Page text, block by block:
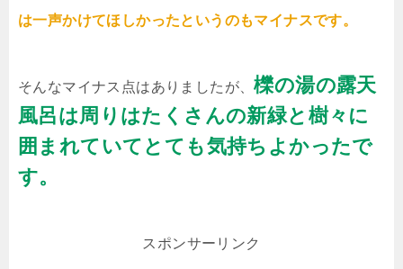
は一声かけてほしかったというのもマイナスです。
そんなマイナス点はありましたが、櫟の湯の露天
風呂は周りはたくさんの新緑と樹々に
囲まれていてとても気持ちよかったで
す。
スポンサーリンク